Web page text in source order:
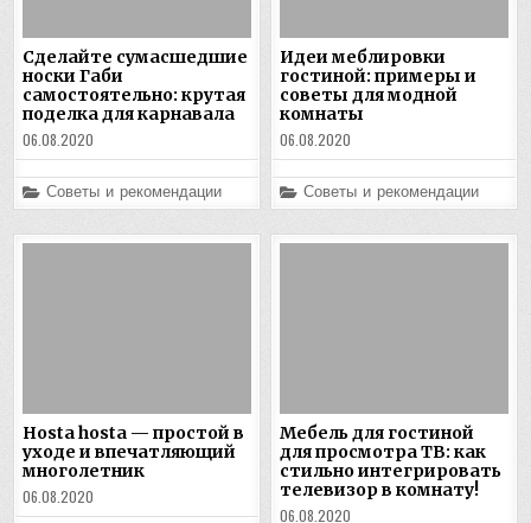
Сделайте сумасшедшие
носки Габи
самостоятельно: крутая
поделка для карнавала
06.08.2020
Posted
in
Советы и рекомендации
Идеи меблировки
гостиной: примеры и
советы для модной
комнаты
06.08.2020
Posted
in
Советы и рекомендации
Hosta hosta — простой в
уходе и впечатляющий
многолетник
06.08.2020
Мебель для гостиной
для просмотра ТВ: как
стильно интегрировать
телевизор в комнату!
06.08.2020